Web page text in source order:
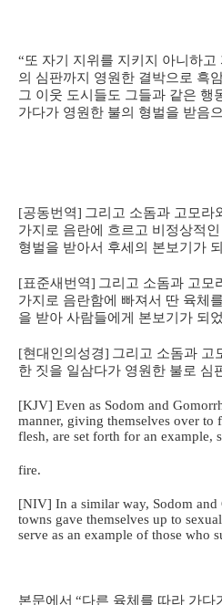
“또 자기 지위를 지키지 아니하
의 심판까지 영원한 결박으로 흑
그 이웃 도시들도 그들과 같은 행
가다가 영원한 불의 형벌을 받음
[공동번역] 그리고 소돔과 고모라
가지로 음란에 흐르고 비정상적
형벌을 받아서 후세의 본보기가
[표준새번역] 그리고 소돔과 고모
가지로 음란함에 빠져서 딴 육체
을 받아 사람들에게 본보기가 되
[현대인의성경] 그리고 소돔과 고
한 짓을 일삼다가 영원한 불로 심
[KJV] Even as Sodom and
manner, giving themselves over to
flesh, are set forth for an example,
fire.
[NIV] In a similar way, Sodom and
towns gave themselves up to
serve as an example of those who
본문에서 “다른 육체를 따라 가다